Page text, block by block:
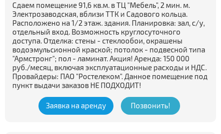
Сдаем помещение 91,6 кв.м. в ТЦ "Мебель", 2 мин. м.
Электрозаводская, вблизи ТТК и Садового кольца.
Расположено на 1/2 этаж. здания. Планировка: зал, с/у,
отдельный вход. Возможность круглосуточного
доступа. Отделка: стены - стеклообои, окрашены
водоэмульсионной краской; потолок - подвесной типа
"Армстронг"; пол - ламинат. Акция! Аренда: 150 000
руб./месяц, включая эксплуатационные расходы и НДС.
Провайдеры: ПАО "Ростелеком". Данное помещение под
пункт выдачи заказов НЕ ПОДХОДИТ!
Заявка на аренду Позвонить!